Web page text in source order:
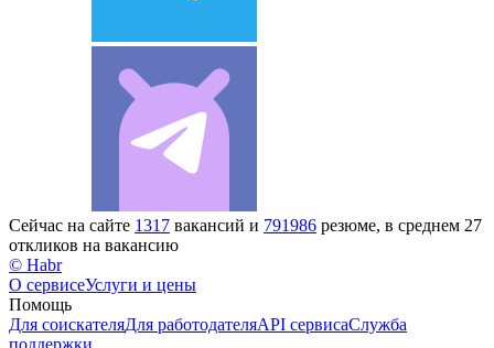
Сейчас на сайте 1317 вакансий и 791986 резюме, в среднем 27
откликов на вакансию
© Habr
О сервисеУслуги и цены
Помощь
Для соискателяДля работодателяAPI сервисаСлужба
поддержки